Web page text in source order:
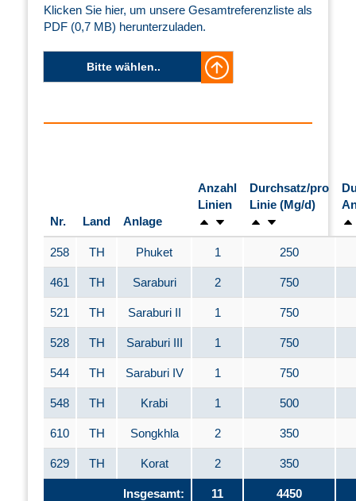
Klicken Sie hier, um unsere Gesamtreferenzliste als
PDF (0,7 MB) herunterzuladen.
Bitte wählen..
Nr. Land Anlage
Anzahl
Linien
Durchsatz/pro
Linie (Mg/d)
258 TH Phuket 1 250
461 TH Saraburi 2 750
521 TH Saraburi II 1 750
528 TH Saraburi III 1 750
544 TH Saraburi IV 1 750
548 TH Krabi 1 500
610 TH Songkhla 2 350
629 TH Korat 2 350
Insgesamt:
11 4450